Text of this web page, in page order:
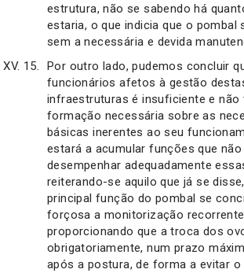
estrutura, não se sabendo há
estaria, o que indicia que o pombal
sem a necessária e devida
Por outro lado, pudemos concluir
funcionários afetos à gestão
infraestruturas é insuficiente e não
formação necessária sobre as
básicas inerentes ao seu
estará a acumular funções que
desempenhar adequadamente
reiterando-se aquilo que já se
principal função do pombal se
forçosa a monitorização
proporcionando que a troca dos
obrigatoriamente, num prazo
após a postura, de forma a evitar o